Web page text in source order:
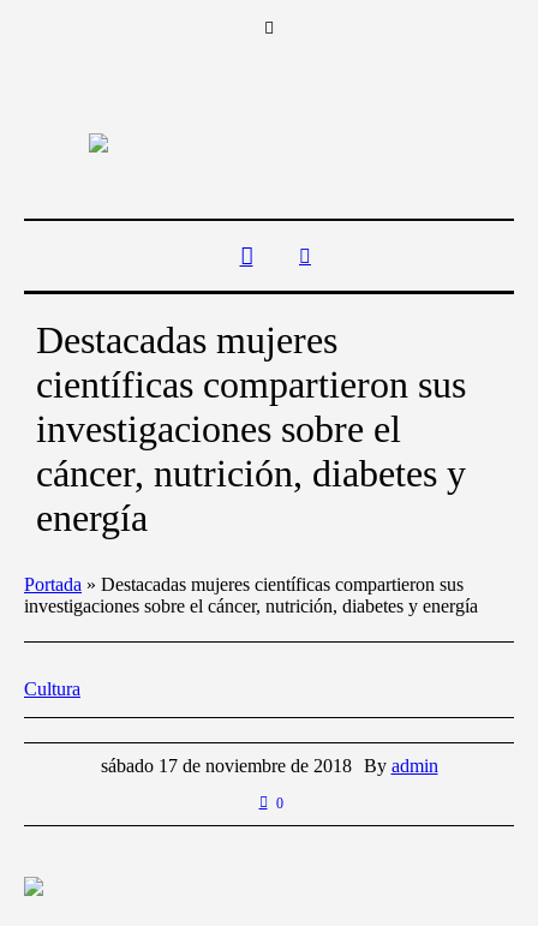
Destacadas mujeres
científicas compartieron sus
investigaciones sobre el
cáncer, nutrición, diabetes y
energía
Portada » Destacadas mujeres científicas compartieron sus
investigaciones sobre el cáncer, nutrición, diabetes y energía
Cultura
sábado 17 de noviembre de 2018 By admin
0